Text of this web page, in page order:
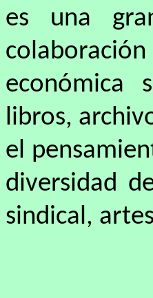
es una
económica
libros,
el
diversidad
sindical,